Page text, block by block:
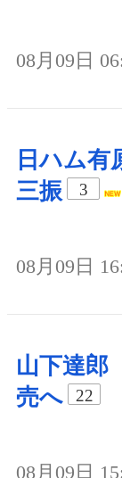
08月09日
日ハム有
三振
3
08月09日
山下達郎
売へ
22
08月09日